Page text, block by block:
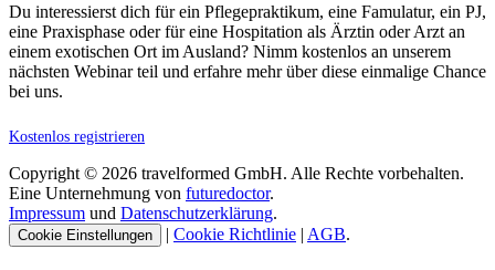
Du interessierst dich für ein Pflegepraktikum, eine Famulatur, ein PJ,
eine Praxisphase oder für eine Hospitation als Ärztin oder Arzt an
einem exotischen Ort im Ausland? Nimm kostenlos an unserem
nächsten Webinar teil und erfahre mehr über diese einmalige Chance
bei uns.
Kostenlos registrieren
Copyright © 2026 travelformed GmbH. Alle Rechte vorbehalten.
Eine Unternehmung von futuredoctor.
Impressum und Datenschutzerklärung.
Cookie Einstellungen | Cookie Richtlinie | AGB.